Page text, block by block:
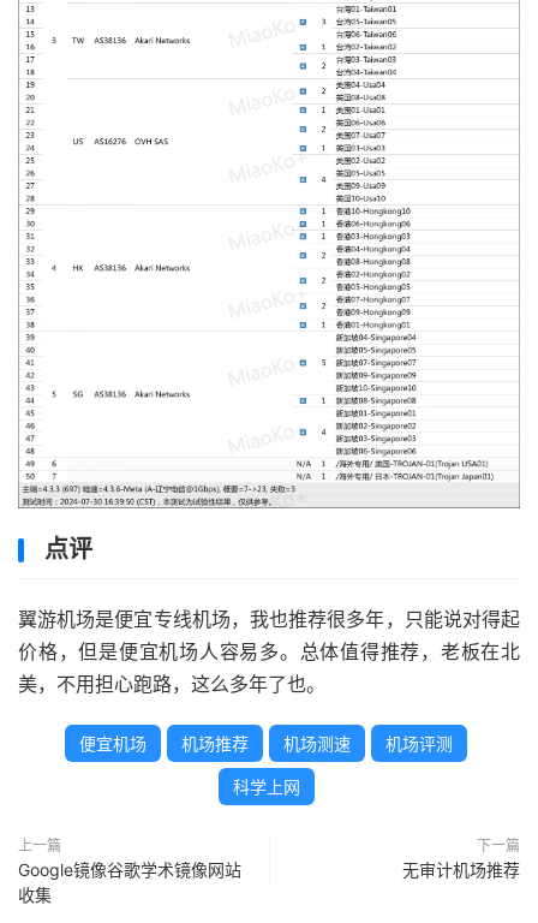
点评
翼游机场是便宜专线机场，我也推荐很多年，只能说对得起
价格，但是便宜机场人容易多。总体值得推荐，老板在北
美，不用担心跑路，这么多年了也。
便宜机场 机场推荐 机场测速 机场评测
科学上网
上一篇
Google镜像谷歌学术镜像网站
收集
下一篇
无审计机场推荐